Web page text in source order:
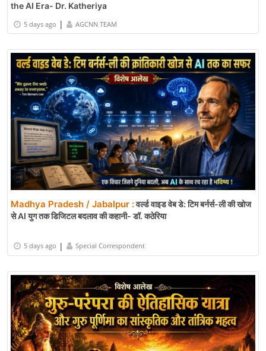
the AI Era- Dr. Katheriya
5 days ago | AGCNN TEAM
Madhya Pradesh / Jabalpur :वर्ल्ड वाइड वेब डे: टिम बर्नर्स-ली की खोज
से AI युग तक डिजिटल बदलाव की कहानी- डॉ. कठेरिया
5 days ago | Special Correspondent